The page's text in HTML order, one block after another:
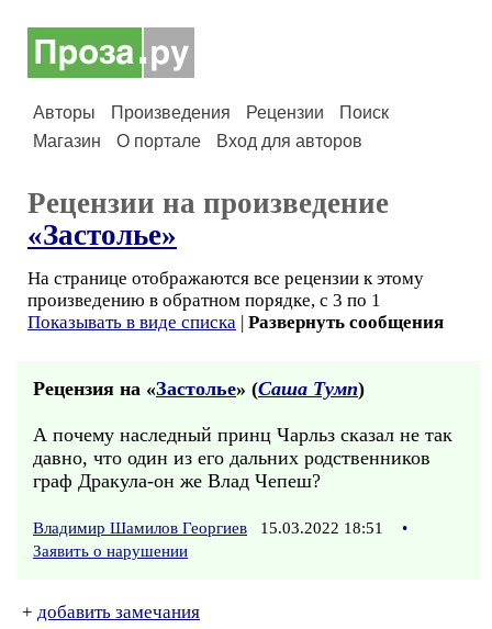
Авторы Произведения Рецензии
Поиск
Магазин
О портале Вход для авторов
Рецензии на произведение
«Застолье»
На странице отображаются все рецензии к этому
произведению в обратном порядке, с 3 по 1
Показывать в виде списка | Развернуть сообщения
Рецензия на «Застолье» (Саша Тумп)
А почему наследный принц Чарльз сказал не так
давно, что один из его дальних родственников
граф Дракула-он же Влад Чепеш?
Владимир Шамилов Георгиев 15.03.2022 18:51
•
Заявить о нарушении
+ добавить замечания